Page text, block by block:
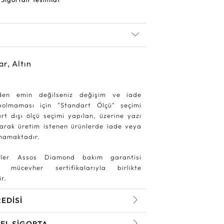
Altın
emin değilseniz değişim ve iade
için "Standart Ölçü" seçimi
dışı ölçü seçimi yapılan, üzerine yazı
üretim istenen ürünlerde iade veya
Assos Diamond bakım garantisi
mücevher sertifikalarıyla birlikte